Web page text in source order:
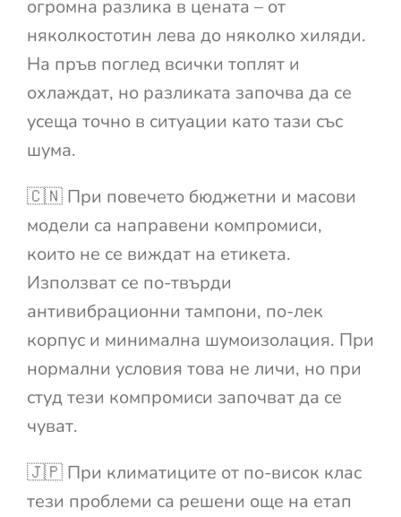
огромна разлика в цената – от
няколкостотин лева до няколко хиляди.
На пръв поглед всички топлят и
охлаждат, но разликата започва да се
усеща точно в ситуации като тази със
шума.
🇨🇳 При повечето бюджетни и масови
модели са направени компромиси,
които не се виждат на етикета.
Използват се по-твърди
антивибрационни тампони, по-лек
корпус и минимална шумоизолация. При
нормални условия това не личи, но при
студ тези компромиси започват да се
чуват.
🇯🇵 При климатиците от по-висок клас
тези проблеми са решени още на етап